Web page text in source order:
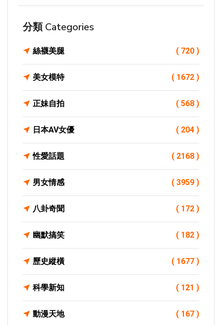
分類 Categories
絲襪美腿 ( 720 )
美女模特 ( 1672 )
正妹自拍 ( 568 )
日本AV女優 ( 204 )
性愛話題 ( 2168 )
男女情感 ( 3959 )
八卦奇聞 ( 172 )
幽默搞笑 ( 182 )
歷史縱橫 ( 1677 )
科學新知 ( 121 )
動漫天地 ( 167 )